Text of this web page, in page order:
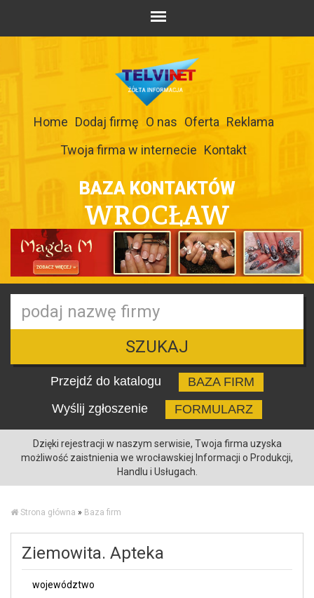
Home Dodaj firmę O nas Oferta Reklama
Twoja firma w internecie Kontakt
BAZA KONTAKTÓW
WROCŁAW
SZUKAJ
Przejdź do katalogu
BAZA FIRM
Wyślij zgłoszenie
FORMULARZ
Dzięki rejestracji w naszym serwisie, Twoja firma uzyska
możliwość zaistnienia we wrocławskiej Informacji o Produkcji,
Handlu i Usługach.
Strona główna » Baza firm
Ziemowita. Apteka
województwo